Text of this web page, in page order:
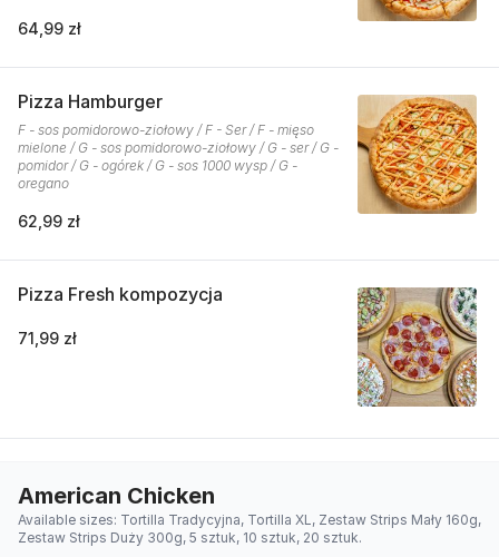
64,99 zł
Pizza Hamburger
F - sos pomidorowo-ziołowy / F - Ser / F - mięso
mielone / G - sos pomidorowo-ziołowy / G - ser / G -
pomidor / G - ogórek / G - sos 1000 wysp / G -
oregano
62,99 zł
Pizza Fresh kompozycja
71,99 zł
American Chicken
Available sizes: Tortilla Tradycyjna, Tortilla XL, Zestaw Strips Mały 160g,
Zestaw Strips Duży 300g, 5 sztuk, 10 sztuk, 20 sztuk.